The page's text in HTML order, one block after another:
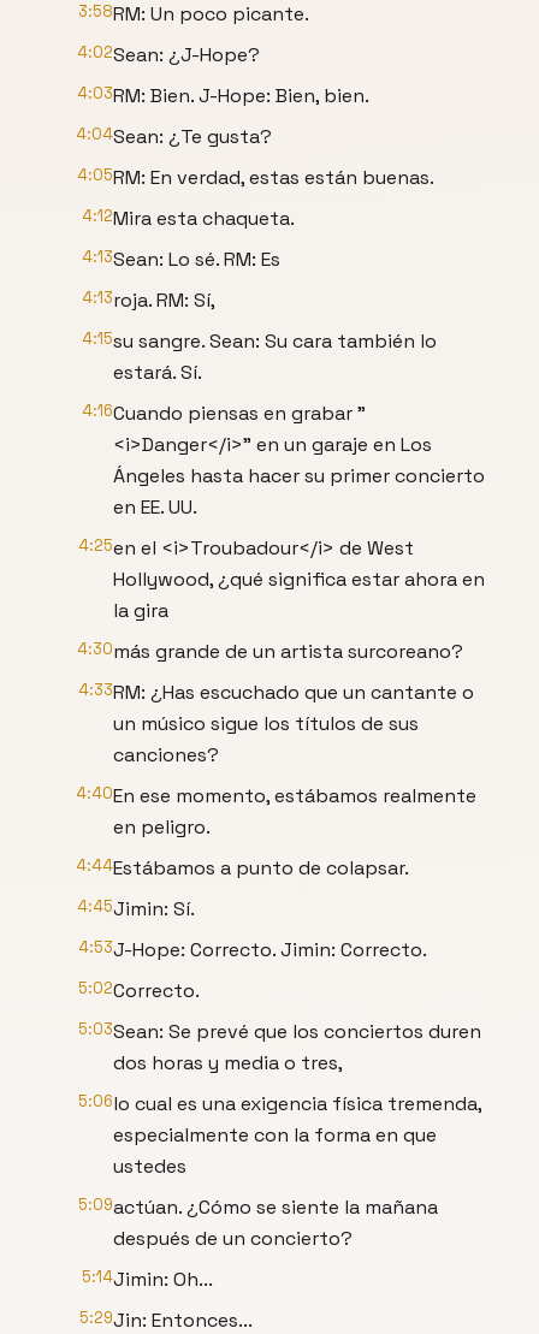
3:58RM: Un poco picante.
4:02Sean: ¿J-Hope?
4:03RM: Bien. J-Hope: Bien, bien.
4:04Sean: ¿Te gusta?
4:05RM: En verdad, estas están buenas.
4:12Mira esta chaqueta.
4:13Sean: Lo sé. RM: Es
4:13roja. RM: Sí,
4:15su sangre. Sean: Su cara también lo
estará. Sí.
4:16Cuando piensas en grabar "
<i>Danger</i>" en un garaje en Los
Ángeles hasta hacer su primer concierto
en EE. UU.
4:25en el <i>Troubadour</i> de West
Hollywood, ¿qué significa estar ahora en
la gira
4:30más grande de un artista surcoreano?
4:33RM: ¿Has escuchado que un cantante o
un músico sigue los títulos de sus
canciones?
4:40En ese momento, estábamos realmente
en peligro.
4:44Estábamos a punto de colapsar.
4:45Jimin: Sí.
4:53J-Hope: Correcto. Jimin: Correcto.
5:02Correcto.
5:03Sean: Se prevé que los conciertos duren
dos horas y media o tres,
5:06lo cual es una exigencia física tremenda,
especialmente con la forma en que
ustedes
5:09actúan. ¿Cómo se siente la mañana
después de un concierto?
5:14Jimin: Oh...
5:29Jin: Entonces...